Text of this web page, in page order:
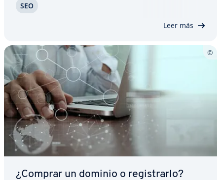
una misma página web disponer de dominios di­fe­
SEO
Leer más
¿Comprar un dominio o re­gi­s­trar­lo?